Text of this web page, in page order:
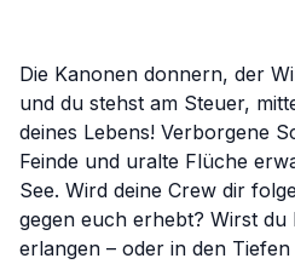
Die Kanonen donnern, der
und du stehst am Steuer,
deines Lebens! Verborgene
Feinde und uralte Flüche
See. Wird deine Crew dir
gegen euch erhebt? Wirst du
erlangen – oder in den